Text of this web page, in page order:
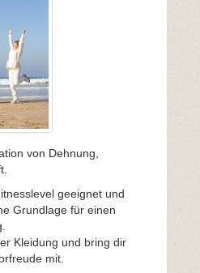
von Dehnung,
geeignet und
Grundlage für einen
Kleidung und bring dir
mit.